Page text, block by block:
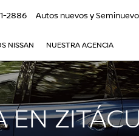
2886 Autos nuevos y
NISSAN NUESTRA AGENCIA